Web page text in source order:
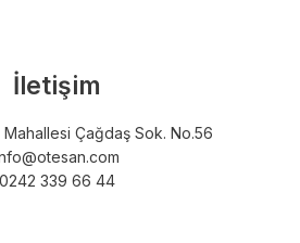
İletişim
Mahallesi Çağdaş Sok. No.56
0242 339 66 44